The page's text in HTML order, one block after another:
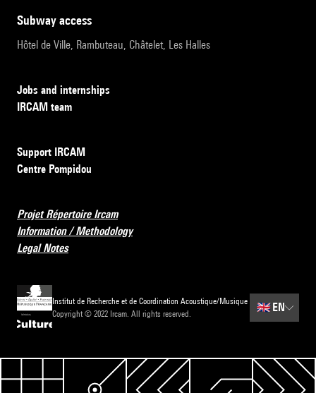
subway access
Hôtel de Ville, Rambuteau, Châtelet, Les Halles
Jobs and internships
IRCAM team
Support IRCAM
Centre Pompidou
Projet Répertoire Ircam
Information / Methodology
Legal Notes
Institut de Recherche et de Coordination Acoustique/Musique
Copyright © 2022 Ircam. All rights reserved.
🇬🇧 EN